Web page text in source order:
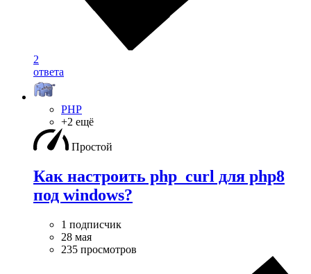
2
ответа
PHP
+2 ещё
Простой
Как настроить php_curl для php8
под windows?
1 подписчик
28 мая
235 просмотров